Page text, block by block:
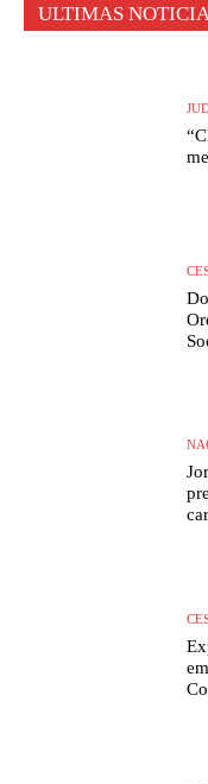
ULTIMAS